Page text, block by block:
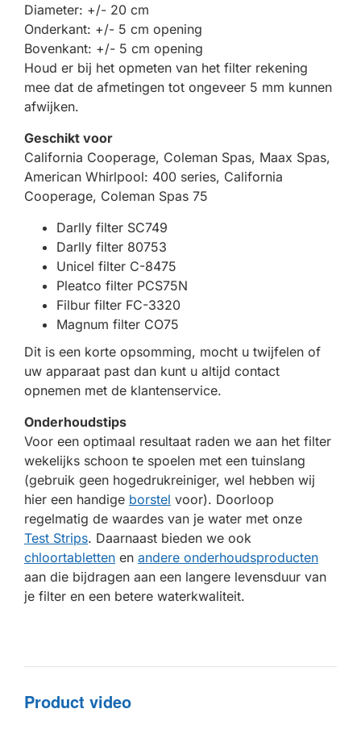
Diameter: +/- 20 cm
Onderkant: +/- 5 cm opening
Bovenkant: +/- 5 cm opening
Houd er bij het opmeten van het filter rekening
mee dat de afmetingen tot ongeveer 5 mm kunnen
afwijken.
Geschikt voor
California Cooperage, Coleman Spas, Maax Spas,
American Whirlpool: 400 series, California
Cooperage, Coleman Spas 75
Darlly filter SC749
Darlly filter 80753
Unicel filter C-8475
Pleatco filter PCS75N
Filbur filter FC-3320
Magnum filter CO75
Dit is een korte opsomming, mocht u twijfelen of
uw apparaat past dan kunt u altijd contact
opnemen met de klantenservice.
Onderhoudstips
Voor een optimaal resultaat raden we aan het filter
wekelijks schoon te spoelen met een tuinslang
(gebruik geen hogedrukreiniger, wel hebben wij
hier een handige borstel voor). Doorloop
regelmatig de waardes van je water met onze
Test Strips. Daarnaast bieden we ook
chloortabletten en andere onderhoudsproducten
aan die bijdragen aan een langere levensduur van
je filter en een betere waterkwaliteit.
Product video